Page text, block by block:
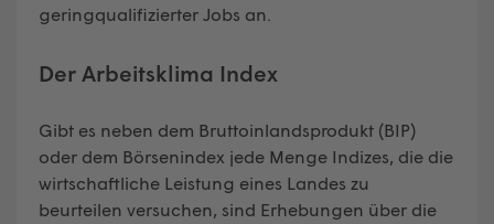
geringqualifizierter Jobs an.
Der Arbeitsklima Index
Gibt es neben dem Bruttoinlandsprodukt (BIP)
oder dem Börsenindex jede Menge Indizes, die die
wirtschaftliche Leistung eines Landes zu
beurteilen versuchen, sind Erhebungen über die